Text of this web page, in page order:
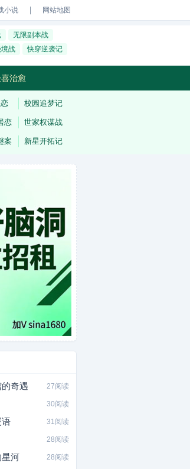
小说 ｜ 网站地图
无限副本战
战 快穿逆袭记
治愈
校园追梦记
恋 世家权谋战
案 新星开拓记
奇遇 27阅读
30阅读
语 31阅读
28阅读
河 28阅读